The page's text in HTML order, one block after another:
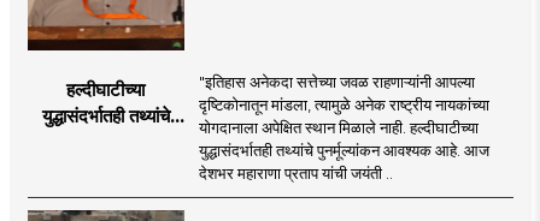
हल्दीघाटीच्या
युद्धासंदर्भातही तथ्यांचे
मोहनजी भागवत
"इतिहास अनेकदा सत्तेच्या जवळ राहणाऱ्यांनी आपल्या
दृष्टिकोनातून मांडला, त्यामुळे अनेक राष्ट्रीय नायकांच्या
योगदानाला अपेक्षित स्थान मिळाले नाही. हल्दीघाटीच्या
युद्धासंदर्भातही तथ्यांचे पुनर्मूल्यांकन आवश्यक आहे. आज
देशभर महाराणा प्रताप यांची जयंती ..